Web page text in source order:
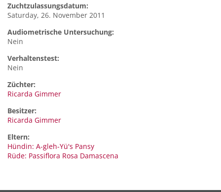
Zuchtzulassungsdatum:
Saturday, 26. November 2011
Audiometrische Untersuchung:
Nein
Verhaltenstest:
Nein
Züchter:
Ricarda Gimmer
Besitzer:
Ricarda Gimmer
Eltern:
Hündin: A-gleh-Yü's Pansy
Rüde: Passiflora Rosa Damascena